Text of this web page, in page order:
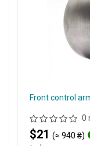
Front control
0
$21(≈ 940 ₴)